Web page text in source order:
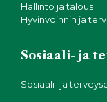
Hallinto ja talous
Hyvinvoinnin ja
Sosiaali- ja
Sosiaali- ja